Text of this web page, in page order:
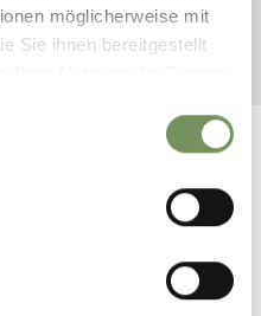
möglicherweise mit
Sie ihnen bereitgestellt
tot april voorzien is
mee.